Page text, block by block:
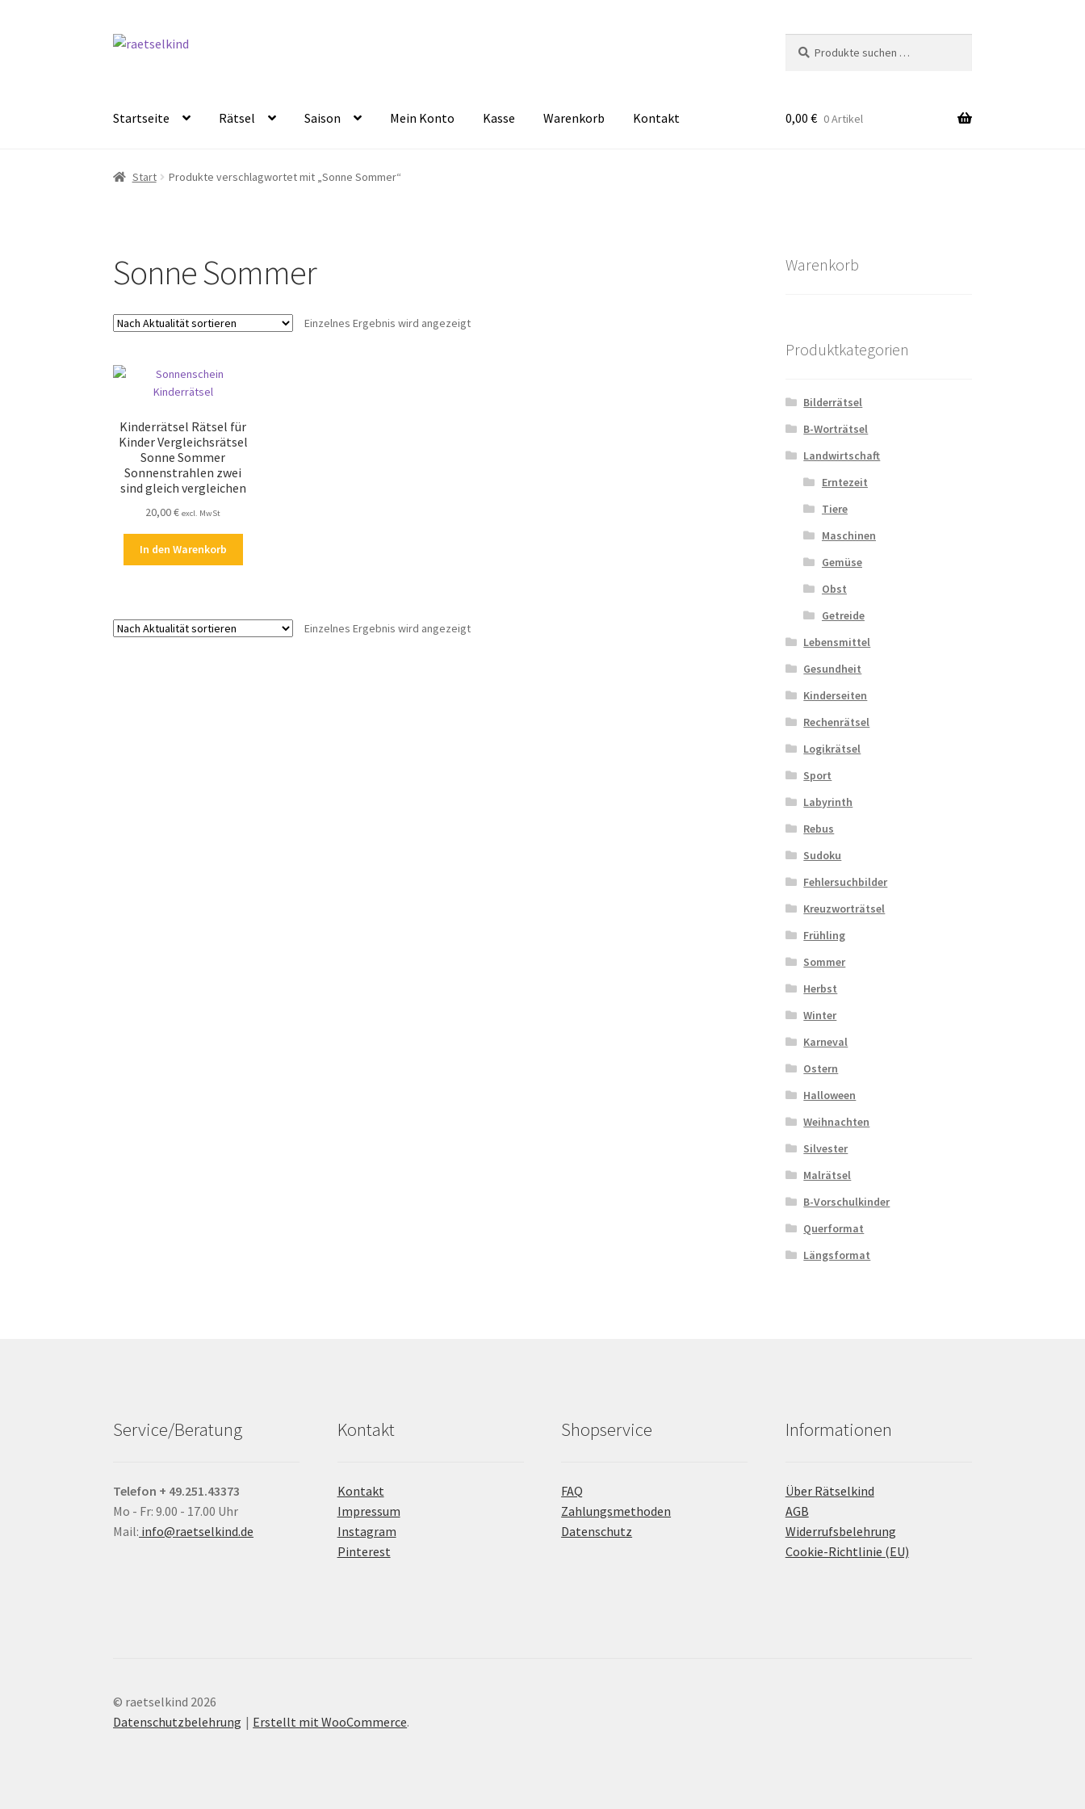
Zur
Zum
nach:
Startseite Rätsel Saison Mein Konto Kasse Warenkorb Kontakt
Start AGB Cookie-Richtlinie (EU) Datenschutzbelehrung
0,00 € 0 Artikel
Start Produkte verschlagwortet mit „Sonne Sommer“
Sonne Sommer
Einzelnes Ergebnis wird angezeigt
Kinderrätsel Rätsel für
Kinder Vergleichsrätsel
Sonne Sommer
Sonnenstrahlen zwei
sind gleich vergleichen
20,00€ excl. MwSt
In den Warenkorb
Einzelnes Ergebnis wird angezeigt
Warenkorb
Produktkategorien
Bilderrätsel
B-Worträtsel
Landwirtschaft
Erntezeit
Tiere
Maschinen
Gemüse
Obst
Getreide
Lebensmittel
Gesundheit
Kinderseiten
Rechenrätsel
Logikrätsel
Sport
Labyrinth
Rebus
Sudoku
Fehlersuchbilder
Kreuzworträtsel
Frühling
Sommer
Herbst
Winter
Karneval
Ostern
Halloween
Weihnachten
Silvester
Malrätsel
B-Vorschulkinder
Querformat
Längsformat
Service/Beratung
Telefon + 49.251.43373
Mo - Fr: 9.00 - 17.00 Uhr
Mail: info@raetselkind.de
Kontakt
Kontakt
Impressum
Instagram
Pinterest
Shopservice
FAQ
Zahlungsmethoden
Datenschutz
Informationen
Über Rätselkind
AGB
Widerrufsbelehrung
Cookie-Richtlinie (EU)
© raetselkind 2026
Datenschutzbelehrung
Erstellt mit WooCommerce.